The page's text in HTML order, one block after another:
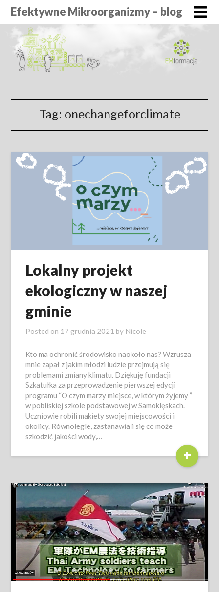
Efektywne Mikroorganizmy – blog
Tag: onechangeforclimate
Lokalny projekt
ekologiczny w naszej
gminie
Posted on 17 grudnia 2021 by Nicole
Kto ma ochronić środowisko naokoło nas? Wzrusza
mnie zapał z jakim młodzi ludzie przejmują się
problemami zmiany klimatu. Dziękuję fundacji
Szkatułka za przeprowadzenie pierwszej edycji
programu “O czym marzy miejsce, w którym żyjemy ”
w pobliskiej szkole podstawowej w Samoklęskach.
Uczniowie robili makiety swojej miejscowości i
okolicy. Równolegle, zastanawiali się co może
szkodzić jakości wody,…
+